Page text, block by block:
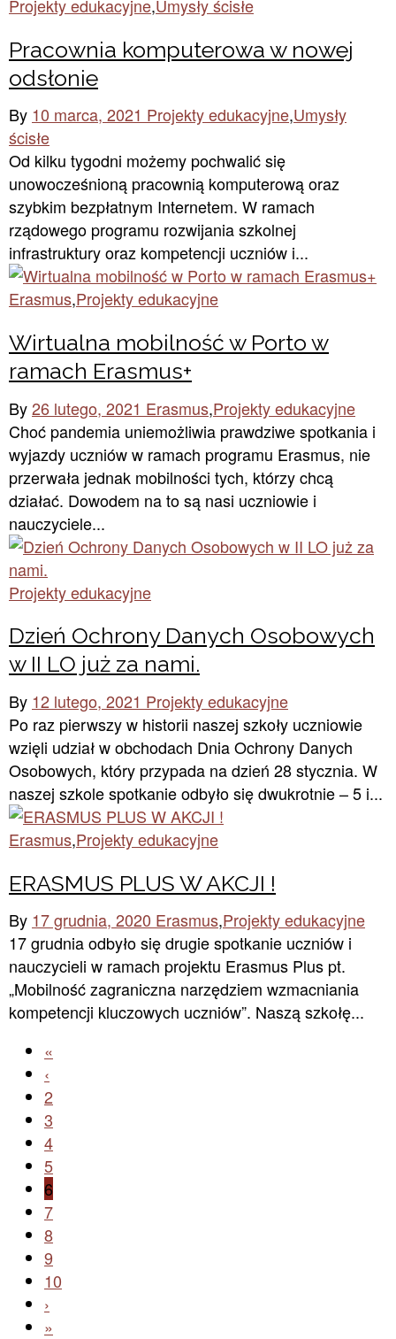
Projekty edukacyjne,Umysły ścisłe
Pracownia komputerowa w nowej
odsłonie
By 10 marca, 2021 Projekty edukacyjne,Umysły
ścisłe
Od kilku tygodni możemy pochwalić się
unowocześnioną pracownią komputerową oraz
szybkim bezpłatnym Internetem. W ramach
rządowego programu rozwijania szkolnej
infrastruktury oraz kompetencji uczniów i...
Erasmus,Projekty edukacyjne
Wirtualna mobilność w Porto w
ramach Erasmus+
By26 lutego, 2021 Erasmus,Projekty edukacyjne
Choć pandemia uniemożliwia prawdziwe spotkania i
wyjazdy uczniów w ramach programu Erasmus, nie
przerwała jednak mobilności tych, którzy chcą
działać. Dowodem na to są nasi uczniowie i
nauczyciele...
Projekty edukacyjne
Dzień Ochrony Danych Osobowych
w II LO już za nami.
By 12 lutego, 2021 Projekty edukacyjne
Po raz pierwszy w historii naszej szkoły uczniowie
wzięli udział w obchodach Dnia Ochrony Danych
Osobowych, który przypada na dzień 28 stycznia. W
naszej szkole spotkanie odbyło się dwukrotnie – 5 i...
Erasmus,Projekty edukacyjne
ERASMUS PLUS W AKCJI !
By 17 grudnia, 2020 Erasmus,Projekty edukacyjne
17 grudnia odbyło się drugie spotkanie uczniów i
nauczycieli w ramach projektu Erasmus Plus pt.
„Mobilność zagraniczna narzędziem wzmacniania
kompetencji kluczowych uczniów”. Naszą szkołę...
«
‹
2
3
4
5
6
7
8
9
10
›
»